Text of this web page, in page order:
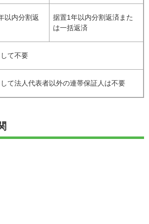
以内分割返
据置1年以内分割返済また
は一括返済
て不要
て法人代表者以外の連帯保証人は不要